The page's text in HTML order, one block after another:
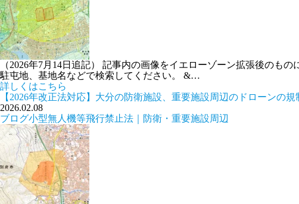
（2026年7月14日追記） 記事内の画像をイエローゾーン拡張後のも
駐屯地、基地名などで検索してください。 &…
詳しくはこちら
【2026年改正法対応】大分の防衛施設、重要施設周辺のドローンの
2026.02.08
ブログ小型無人機等飛行禁止法｜防衛・重要施設周辺